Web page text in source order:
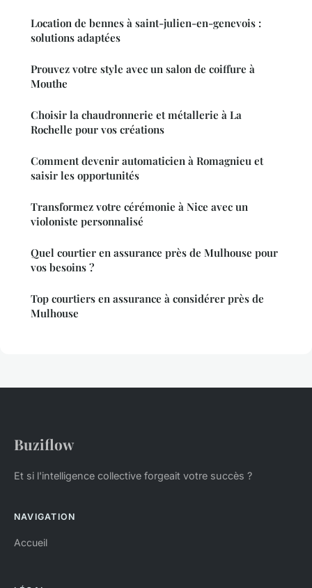
Location de bennes à saint-julien-en-genevois :
solutions adaptées
Prouvez votre style avec un salon de coiffure à
Mouthe
Choisir la chaudronnerie et métallerie à La
Rochelle pour vos créations
Comment devenir automaticien à Romagnieu et
saisir les opportunités
Transformez votre cérémonie à Nice avec un
violoniste personnalisé
Quel courtier en assurance près de Mulhouse pour
vos besoins ?
Top courtiers en assurance à considérer près de
Mulhouse
Buziflow
Et si l'intelligence collective forgeait votre succès ?
NAVIGATION
Accueil